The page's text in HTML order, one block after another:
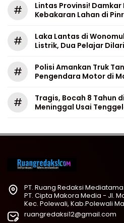
#
Lintas Provinsi!
Kebakaran Lahan di
#
Laka Lantas di
Listrik, Dua Pelajar
#
Polisi Amankan Truk
Pengendara Motor di
#
Tragis, Bocah 8 Tahun
Meninggal Usai
PT. Ruang Redaksi
PT. Cipta Makora Media - Jl.
Kec. Polewali, Kab.Polewali
ruangredaksi12@gmail.com